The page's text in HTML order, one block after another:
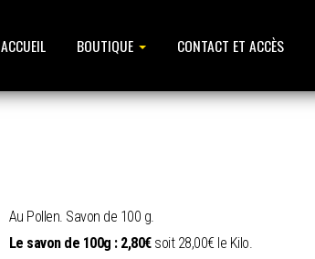
ACCUEIL BOUTIQUE CONTACT ET ACCÈS
Au Pollen. Savon de 100 g.
Le savon de 100g : 2,80€soit 28,00€ le Kilo.